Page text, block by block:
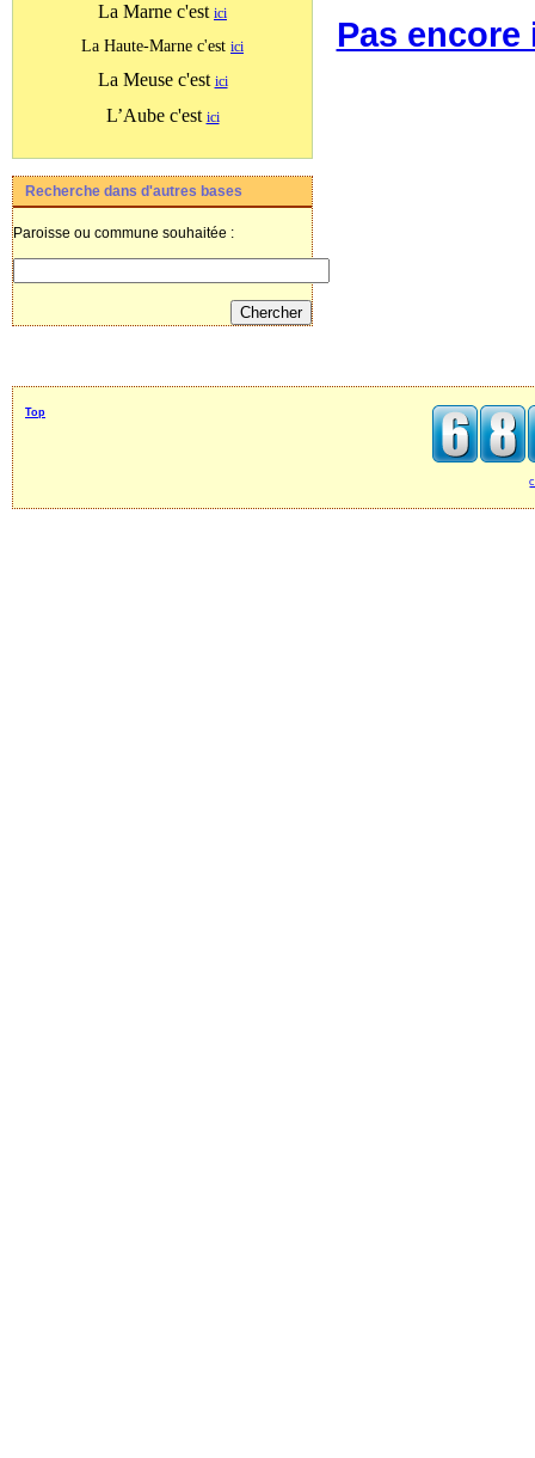
La Marne c'est ici
La Haute-Marne c'est ici
La Meuse c'est ici
L’Aube c'est ici
Recherche dans d'autres bases
Paroisse ou commune souhaitée :
Pas
Top